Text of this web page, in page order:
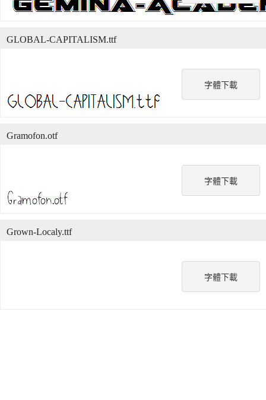
字體下載
GLOBAL-CAPITALISM.ttf
字體下載
Gramofon.otf
字體下載
Grown-Localy.ttf